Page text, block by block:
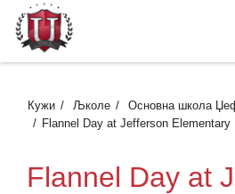
Кужи Љколе Основна школа
Flannel Day at Jefferson Elementary
Flannel Day at